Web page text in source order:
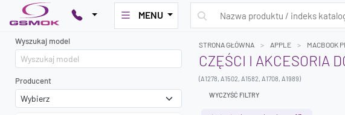
MENU
Wyszukaj model
Producent
STRONA GŁÓWNA APPLE MACBOOK
CZĘŚCI I AKCESORIA
(A1278, A1502, A1582, A1708, A1989)
WYCZYŚĆ FILTRY